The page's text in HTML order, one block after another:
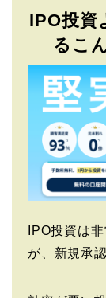
IPO投資
るこ
IPO投資は
が、新規承